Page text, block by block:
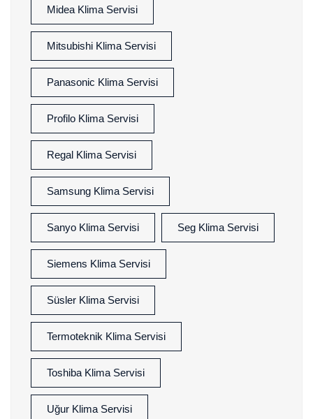
Midea Klima Servisi
Mitsubishi Klima Servisi
Panasonic Klima Servisi
Profilo Klima Servisi
Regal Klima Servisi
Samsung Klima Servisi
Sanyo Klima Servisi Seg Klima Servisi
Siemens Klima Servisi
Süsler Klima Servisi
Termoteknik Klima Servisi
Toshiba Klima Servisi
Uğur Klima Servisi